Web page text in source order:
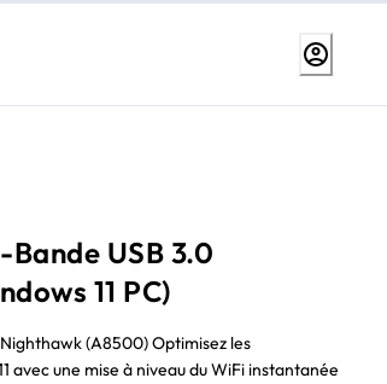
USB 3.0
11 PC)
(A8500) Optimisez les
avec une mise à niveau du WiFi instantanée